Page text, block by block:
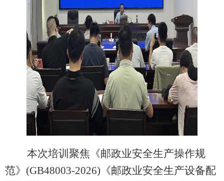
本次培训聚焦《邮政业安全生产操作规
范》(GB48003-2026)《邮政业安全生产设备配